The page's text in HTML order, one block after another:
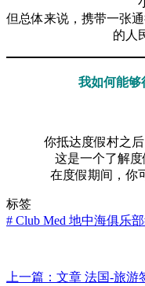
但总体来说，携带一张
的人
我如何能够
你抵达度假村之
这是一个了解度
在度假期间，你
标签
# Club Med 地中海俱乐部
上一篇： 文章 法国-旅游